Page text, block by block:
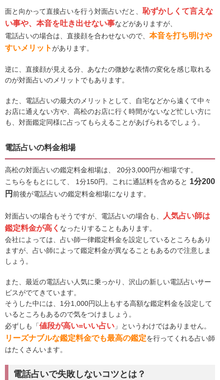
面と向かって直接占いを行う対面占いだと、 恥ずかしくて言えな
い事や、本音を吐き出せない事などがありますが、
電話占いの場合は、直接顔を合わせないので、 本音を打ち明けや
すいメリットがあります。
逆に、直接顔が見える分、あなたの微妙な表情の変化を感じ取れる
のが対面占いのメリットでもあります。
また、電話占いの最大のメリットとして、自宅などから遠くて中々
お店に通えない方や、高松のお店に行く時間がないなど忙しい方に
も、対面鑑定同様に占ってもらえることがあげられるでしょう。
電話占いの料金相場
高松の対面占いの鑑定料金相場は、 20分3,000円が相場です。
こちらをもとにして、 1分150円。これに通話料を含めると 1分200
円前後が電話占いの鑑定料金相場になります。
対面占いの場合もそうですが、電話占いの場合も、
人気占い師は
鑑定料金が高く なったりすることもあります。
会社によっては、占い師一律鑑定料金を設定しているところもあり
ますが、占い師によって鑑定料金が異なることもあるので注意しま
しょう。
また、最近の電話占い人気に乗っかり、沢山の新しい電話占いサー
ビスがでてきています。
そうした中には、1分1,000円以上もする高額な鑑定料金を設定して
いるところもあるので気をつけましょう。
必ずしも「値段が高い=いい占い 」というわけではありません。
リーズナブルな鑑定料金でも最高の鑑定を行ってくれる占い師
はたくさんいます。
電話占いで失敗しないコツとは？